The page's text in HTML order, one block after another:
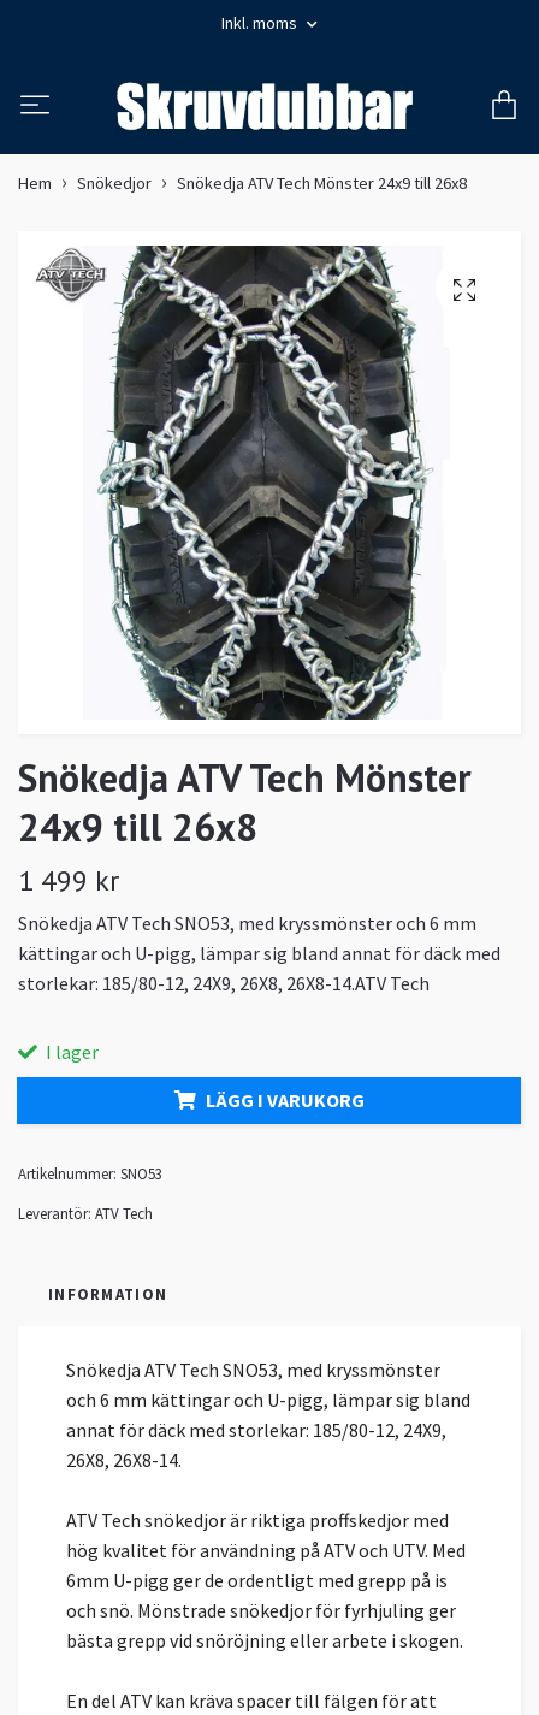
Inkl. moms
Hem Snökedjor Snökedja ATV Tech Mönster 24x9 till 26x8
Snökedja ATV Tech Mönster
24x9 till 26x8
1 499 kr
Snökedja ATV Tech SNO53, med kryssmönster och 6 mm
kättingar och U-pigg, lämpar sig bland annat för däck med
storlekar: 185/80-12, 24X9, 26X8, 26X8-14.ATV Tech
I lager
LÄGG I VARUKORG
Artikelnummer: SNO53
Leverantör: ATV Tech
INFORMATION
Snökedja ATV Tech SNO53, med kryssmönster
och 6 mm kättingar och U-pigg, lämpar sig bland
annat för däck med storlekar: 185/80-12, 24X9,
26X8, 26X8-14.
ATV Tech snökedjor är riktiga proffskedjor med
hög kvalitet för användning på ATV och UTV. Med
6mm U-pigg ger de ordentligt med grepp på is
och snö. Mönstrade snökedjor för fyrhjuling ger
bästa grepp vid snöröjning eller arbete i skogen.
En del ATV kan kräva spacer till fälgen för att